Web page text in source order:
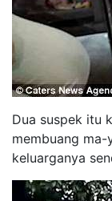
Dua suspek itu
membuang
keluarganya